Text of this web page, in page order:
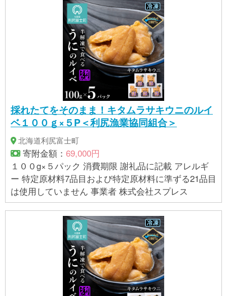
採れたてをそのまま！キタムラサキウニのルイ
ベ１００ｇ×５P＜利尻漁業協同組合＞
北海道利尻富士町
寄附金額： 69,000円
１００g×５パック 消費期限 謝礼品に記載 アレルギ
ー 特定原材料7品目および特定原材料に準ずる21品目
は使用していません 事業者 株式会社スプレス